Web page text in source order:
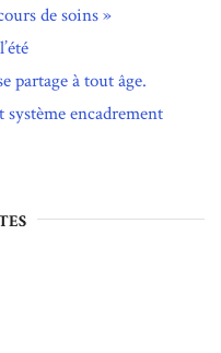
de soins »
partage à tout âge.
encadrement